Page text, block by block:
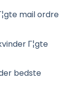
mail ordre
Г¦gte
bedste